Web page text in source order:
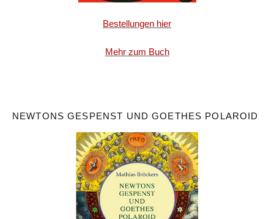
Bestellungen hier
Mehr zum Buch
NEWTONS GESPENST UND GOETHES POLAROID